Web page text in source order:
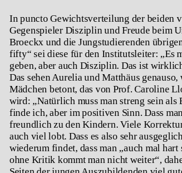
In puncto Gewichtsverteilung der beiden
Gegenspieler Disziplin und Freude beim
Broeckx und die Jungstudierenden
fifty“ sei diese für den Institutsleiter: „Es
geben, aber auch Disziplin. Das ist
Das sehen Aurelia und Matthäus genauso,
Mädchen betont, das von Prof. Caroline
wird: „Natürlich muss man streng sein als
finde ich, aber im positiven Sinn. Dass
freundlich zu den Kindern. Viele
auch viel lobt. Dass es also sehr
wiederum findet, dass man „auch mal hart
ohne Kritik kommt man nicht weiter“,